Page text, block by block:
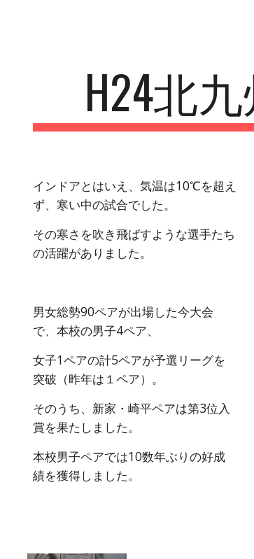
H24北
インドアとはいえ、気温は10℃を超え
ず、寒い中の試合でした。
その寒さを吹き飛ばすような選手たち
の活躍がありました。
男女総勢90ペアが出場した今大会
で、本校の男子4ペア、
女子1ペアの計5ペアが予選リーグを
突破（昨年は１ペア）。
そのうち、新家・崎平ペアは第3位入
賞を果たしました。
本校男子ペアでは10数年ぶりの好成
績を獲得しました。